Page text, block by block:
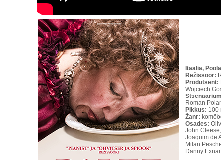
Itaalia,
Režissöör:
Produtsent:
Wojciech
Roman
Pikkus: 100
Žanr:
Osades:
John
Joaquim de
Milan
Danny Exnar